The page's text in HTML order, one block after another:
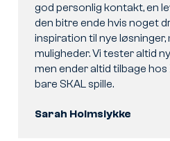
god personlig kontakt, en
den bitre ende hvis noget
inspiration til nye
muligheder. Vi tester altid
men ender altid tilbage hos
bare SKAL spille.
Sarah Holmslykke